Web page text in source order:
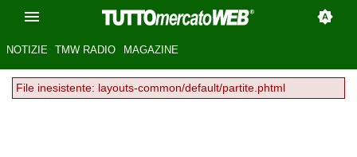
NOTIZIE TMW RADIO MAGAZINE
File inesistente: layouts-common/default/partite.phtml